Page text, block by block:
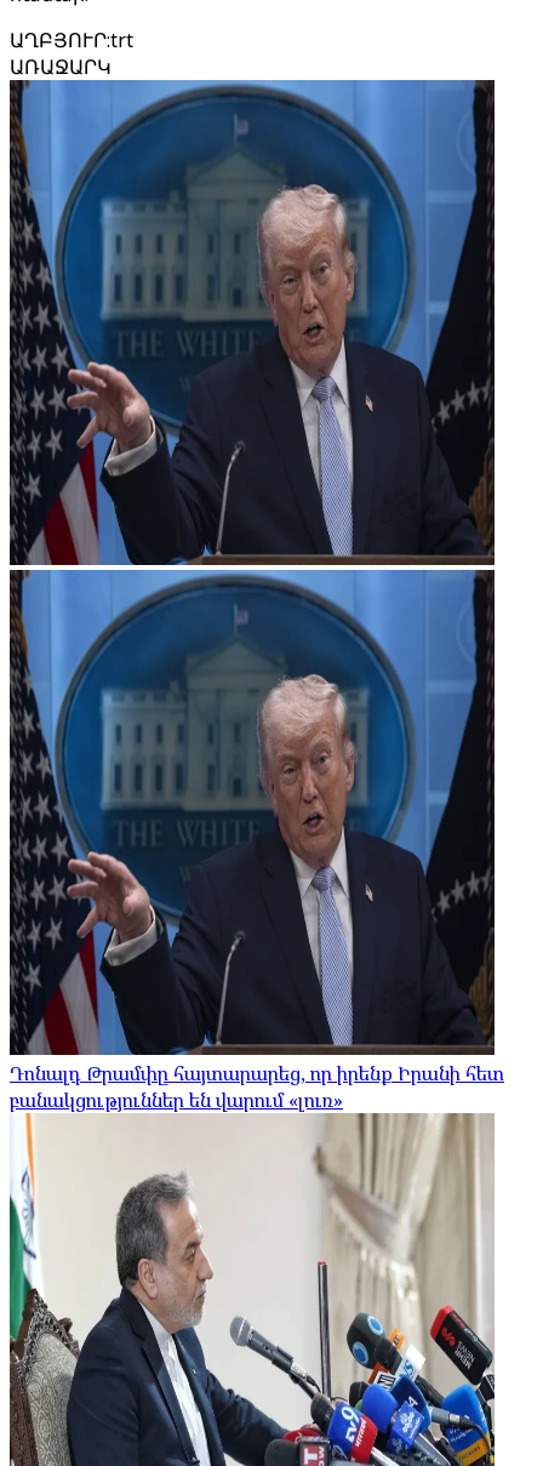
ԱՂԲՅՈՒՐ:trt
ԱՌԱՋԱՐԿ
Դոնալդ Թրամփը հայտարարեց, որ իրենք Իրանի հետ
բանակցություններ են վարում «լուռ»